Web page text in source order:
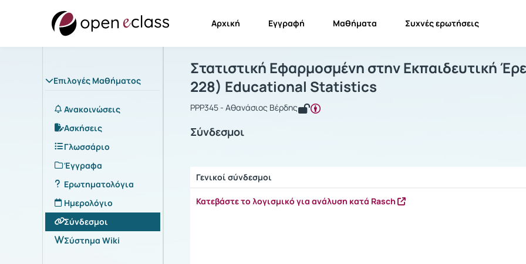
Αρχική Εγγραφή Μαθήματα Συχνές ερωτήσεις
Επιλογές Μαθήματος
Ανακοινώσεις
Ασκήσεις
Γλωσσάριο
Έγγραφα
Ερωτηματολόγια
Ημερολόγιο
Σύνδεσμοι
Σύστημα Wiki
Μάθημα : Στατιστική Εφαρμοσμένη στην
Στατιστική Εφαρμοσμένη στην Εκπαιδευτική
228) Educational Statistics
PPP345 - Αθανάσιος Βέρδης
Σύνδεσμοι
Γενικοί σύνδεσμοι
Κατεβάστε το λογισμικό για ανάλυση κατά Rasch